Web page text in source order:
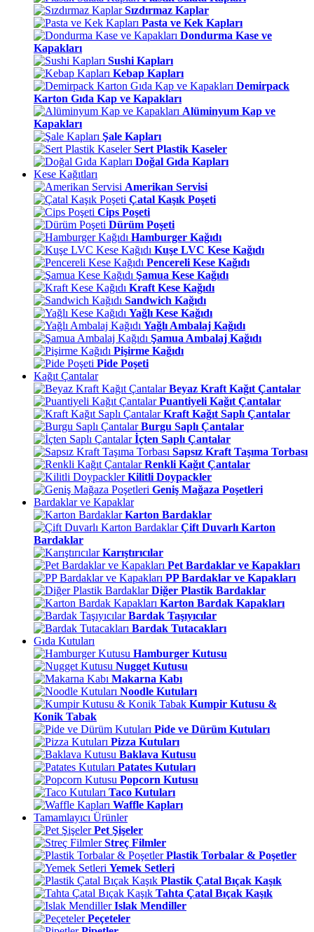
Sızdırmaz Kaplar
Pasta ve Kek Kapları
Dondurma Kase ve
Kapakları
Sushi Kapları
Kebap Kapları
Demirpack
Karton Gıda Kap ve Kapakları
Alüminyum Kap ve
Kapakları
Şale Kapları
Sert Plastik Kaseler
Doğal Gıda Kapları
Kese Kağıtları
Amerikan Servisi
Çatal Kaşık Poşeti
Cips Poşeti
Dürüm Poşeti
Hamburger Kağıdı
Kuşe LVC Kese Kağıdı
Pencereli Kese Kağıdı
Şamua Kese Kağıdı
Kraft Kese Kağıdı
Sandwich Kağıdı
Yağlı Kese Kağıdı
Yağlı Ambalaj Kağıdı
Şamua Ambalaj Kağıdı
Pişirme Kağıdı
Pide Poşeti
Kağıt Çantalar
Beyaz Kraft Kağıt Çantalar
Puantiyeli Kağıt Çantalar
Kraft Kağıt Saplı Çantalar
Burgu Saplı Çantalar
İçten Saplı Çantalar
Sapsız Kraft Taşıma Torbası
Renkli Kağıt Çantalar
Kilitli Doypackler
Geniş Mağaza Poşetleri
Bardaklar ve Kapaklar
Karton Bardaklar
Çift Duvarlı Karton
Bardaklar
Karıştırıcılar
Pet Bardaklar ve Kapakları
PP Bardaklar ve Kapakları
Diğer Plastik Bardaklar
Karton Bardak Kapakları
Bardak Taşıyıcılar
Bardak Tutacakları
Gıda Kutuları
Hamburger Kutusu
Nugget Kutusu
Makarna Kabı
Noodle Kutuları
Kumpir Kutusu &
Konik Tabak
Pide ve Dürüm Kutuları
Pizza Kutuları
Baklava Kutusu
Patates Kutuları
Popcorn Kutusu
Taco Kutuları
Waffle Kapları
Tamamlayıcı Ürünler
Pet Şişeler
Streç Filmler
Plastik Torbalar & Poşetler
Yemek Setleri
Plastik Çatal Bıçak Kaşık
Tahta Çatal Bıçak Kaşık
Islak Mendiller
Peçeteler